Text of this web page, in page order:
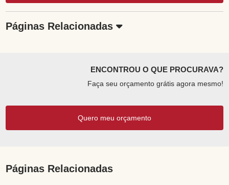
Páginas Relacionadas
ENCONTROU O QUE PROCURAVA?
Faça seu orçamento grátis agora mesmo!
Quero meu orçamento
Páginas Relacionadas